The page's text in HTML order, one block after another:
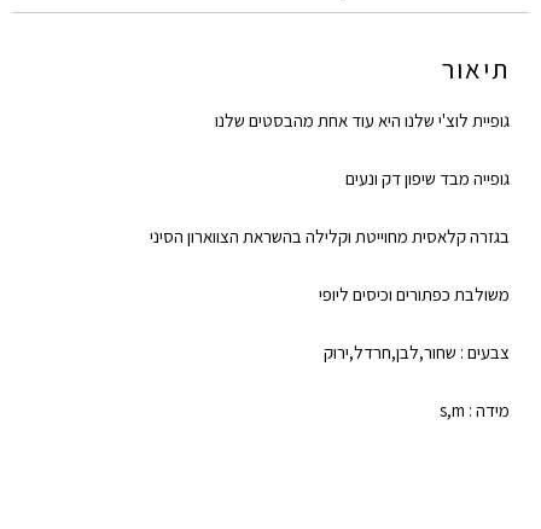
תיאור
גופיית לוצ'י שלנו היא עוד אחת מהבסטים שלנו
גופייה מבד שיפון דק ונעים
בגזרה קלאסית מחוייטת וקלילה בהשראת הצווארון הסיני
משולבת כפתורים וכיסים ליופי
צבעים : שחור,לבן,חרדל,ירוק
מידה : s,m